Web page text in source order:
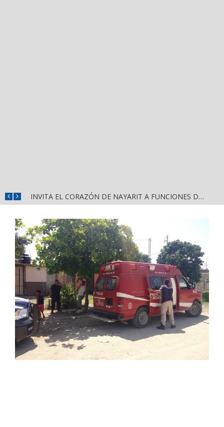
INVITA EL CORAZÓN DE NAYARIT A FUNCIONES DE CINE GRATUITAS EN LA CONCHA ACÚSTICA